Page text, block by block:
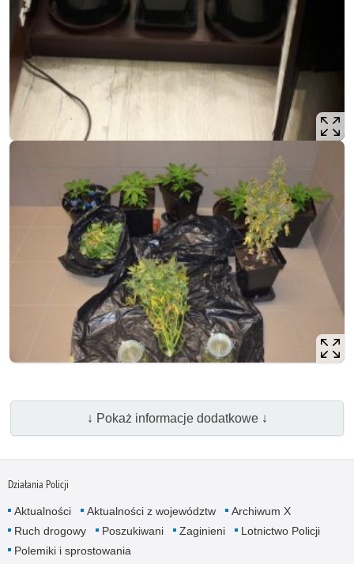
↓ Pokaż informacje dodatkowe ↓
Działania Policji
Aktualności Aktualności z województw
Archiwum X
Ruch drogowy
Poszukiwani Zaginieni
Lotnictwo Policji
Polemiki i sprostowania